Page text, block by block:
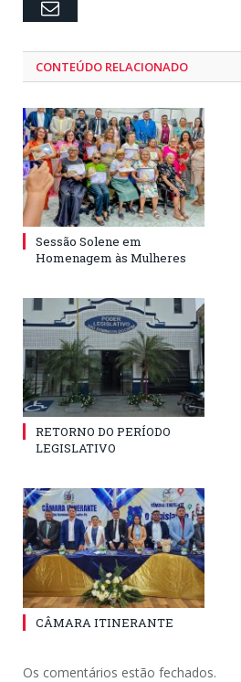
Email
CONTEÚDO RELACIONADO
Sessão Solene em
Homenagem às Mulheres
RETORNO DO PERÍODO
LEGISLATIVO
CÂMARA ITINERANTE
Os comentários estão fechados.